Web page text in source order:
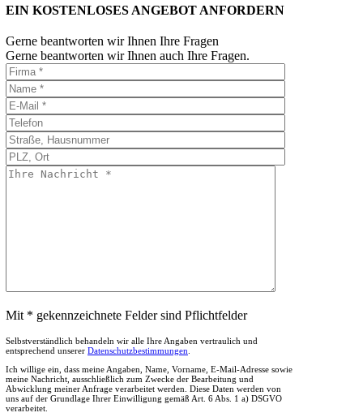
EIN KOSTENLOSES ANGEBOT ANFORDERN
Gerne beantworten wir Ihnen Ihre Fragen
Gerne beantworten wir Ihnen auch Ihre Fragen.
Mit * gekennzeichnete Felder sind Pflichtfelder
Selbstverständlich behandeln wir alle Ihre Angaben vertraulich und
entsprechend unserer Datenschutzbestimmungen
Ich willige ein, dass meine Angaben, Name, Vorname, E-Mail-Adresse sowie
meine Nachricht, ausschließlich zum Zwecke der Bearbeitung und
Abwicklung meiner Anfrage verarbeitet werden. Diese Daten werden von
uns auf der Grundlage Ihrer Einwilligung gemäß Art. 6 Abs. 1 a) DSGVO
verarbeitet.